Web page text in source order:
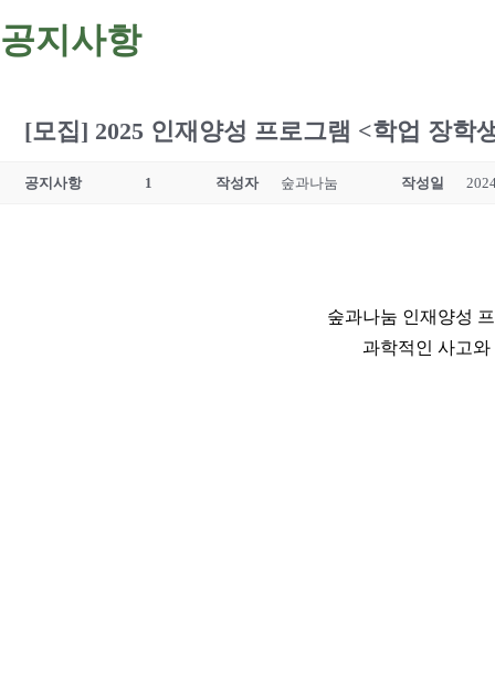
공지사항
[모집] 2025 인재양성 프로그램 <학업 장학
공지사항 1 작성자 숲과나눔 작성일
숲과나눔 인재양성
과학적인 사고